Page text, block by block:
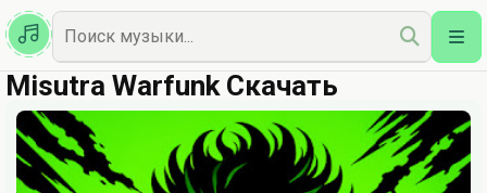
Казахская
Наш Топ
Misutra Warfunk Скачать